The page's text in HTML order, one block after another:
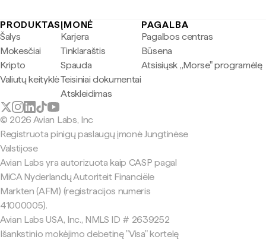
PRODUKTAS
Šalys
Mokesčiai
Kripto
Valiutų keityklė
ĮMONĖ
Karjera
Tinklaraštis
Spauda
Teisiniai dokumentai
Atskleidimas
PAGALBA
Pagalbos centras
Būsena
Atsisiųsk „Morse" programėlę
© 2026 Avian Labs, Inc
Registruota pinigų paslaugų įmonė Jungtinėse
Valstijose
Avian Labs yra autorizuota kaip CASP pagal
MiCA Nyderlandų Autoriteit Financiële
Markten (AFM) (registracijos numeris
41000005).
Avian Labs USA, Inc., NMLS ID # 2639252
Išankstinio mokėjimo debetinę "Visa" kortelę